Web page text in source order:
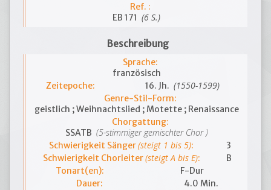
Ref. :
EB 171 (6 S.)
Beschreibung
Sprache:
französisch
Zeitepoche:
16. Jh. (1550-1599)
Genre-Stil-Form:
geistlich ; Weihnachtslied ; Motette ; Renaissance
Chorgattung:
SSATB (5-stimmiger gemischter Chor )
Schwierigkeit Sänger(steigt 1 bis 5):
3
Schwierigkeit Chorleiter(steigt A bis E):
B
Tonart(en):
F-Dur
Dauer:
4.0 Min.